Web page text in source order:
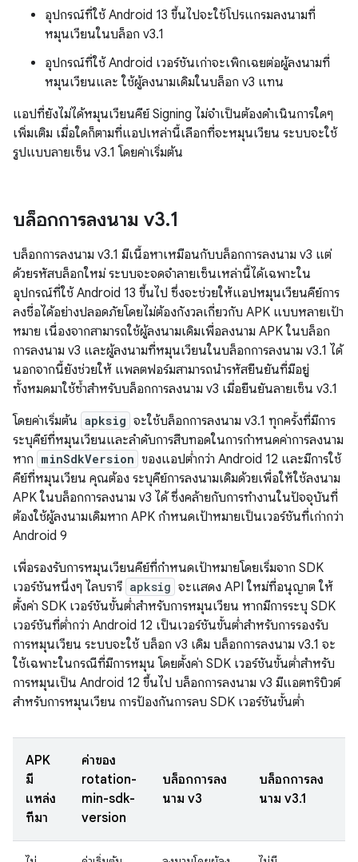
อุปกรณ์ที่ใช้ Android 13 ขึ้นไปจะใช้โปรแกรมลงนามที่
หมุนเวียนในบล็อก v3.1
อุปกรณ์ที่ใช้ Android เวอร์ชันเก่าจะเพิกเฉยต่อผู้ลงนามที่
หมุนเวียนและ ใช้ผู้ลงนามเดิมในบล็อก v3 แทน
แอปที่ยังไม่ได้หมุนเวียนคีย์ Signing ไม่จำเป็นต้องดำเนินการใดๆ
เพิ่มเติม เมื่อใดก็ตามที่แอปเหล่านี้เลือกที่จะหมุนเวียน ระบบจะใช้
รูปแบบลายเซ็น v3.1 โดยค่าเริ่มต้น
บล็อกการลงนาม v3.1
บล็อกการลงนาม v3.1 มีเนื้อหาเหมือนกับบล็อกการลงนาม v3 แต่
ด้วยรหัสบล็อกใหม่ ระบบจะจดจำลายเซ็นเหล่านี้ได้เฉพาะใน
อุปกรณ์ที่ใช้ Android 13 ขึ้นไป ซึ่งจะช่วยให้แอปหมุนเวียนคีย์การ
ลงชื่อได้อย่างปลอดภัยโดยไม่ต้องกังวลเกี่ยวกับ APK แบบหลายเป้า
หมาย เนื่องจากสามารถใช้ผู้ลงนามเดิมเพื่อลงนาม APK ในบล็อก
การลงนาม v3 และผู้ลงนามที่หมุนเวียนในบล็อกการลงนาม v3.1 ได้
นอกจากนี้ยังช่วยให้ แพลตฟอร์มสามารถนำรหัสยืนยันที่มีอยู่
ทั้งหมดมาใช้ซ้ำสำหรับบล็อกการลงนาม v3 เมื่อยืนยันลายเซ็น v3.1
โดยค่าเริ่มต้น apksig จะใช้บล็อกการลงนาม v3.1 ทุกครั้งที่มีการ
ระบุคีย์ที่หมุนเวียนและลำดับการสืบทอดในการกำหนดค่าการลงนาม
หาก minSdkVersion ของแอปต่ำกว่า Android 12 และมีการใช้
คีย์ที่หมุนเวียน คุณต้อง ระบุคีย์การลงนามเดิมด้วยเพื่อให้ใช้ลงนาม
APK ในบล็อกการลงนาม v3 ได้ ซึ่งคล้ายกับการทำงานในปัจจุบันที่
ต้องใช้ผู้ลงนามเดิมหาก APK กำหนดเป้าหมายเป็นเวอร์ชันที่เก่ากว่า
Android 9
เพื่อรองรับการหมุนเวียนคีย์ที่กำหนดเป้าหมายโดยเริ่มจาก SDK
เวอร์ชันหนึ่งๆ ไลบรารี apksig จะแสดง API ใหม่ที่อนุญาต ให้
ตั้งค่า SDK เวอร์ชันขั้นต่ำสำหรับการหมุนเวียน หากมีการระบุ SDK
เวอร์ชันที่ต่ำกว่า Android 12 เป็นเวอร์ชันขั้นต่ำสำหรับการรองรับ
การหมุนเวียน ระบบจะใช้ บล็อก v3 เดิม บล็อกการลงนาม v3.1 จะ
ใช้เฉพาะในกรณีที่มีการหมุน โดยตั้งค่า SDK เวอร์ชันขั้นต่ำสำหรับ
การหมุนเป็น Android 12 ขึ้นไป บล็อกการลงนาม v3 มีแอตทริบิวต์
สำหรับการหมุนเวียน การป้องกันการลบ SDK เวอร์ชันขั้นต่ำ
APK
มี
แหล่ง
ที่มา
ค่าของ
rotation-
min-sdk-
version
บล็อกการลง
นาม v3
บล็อกการลง
นาม v3.1